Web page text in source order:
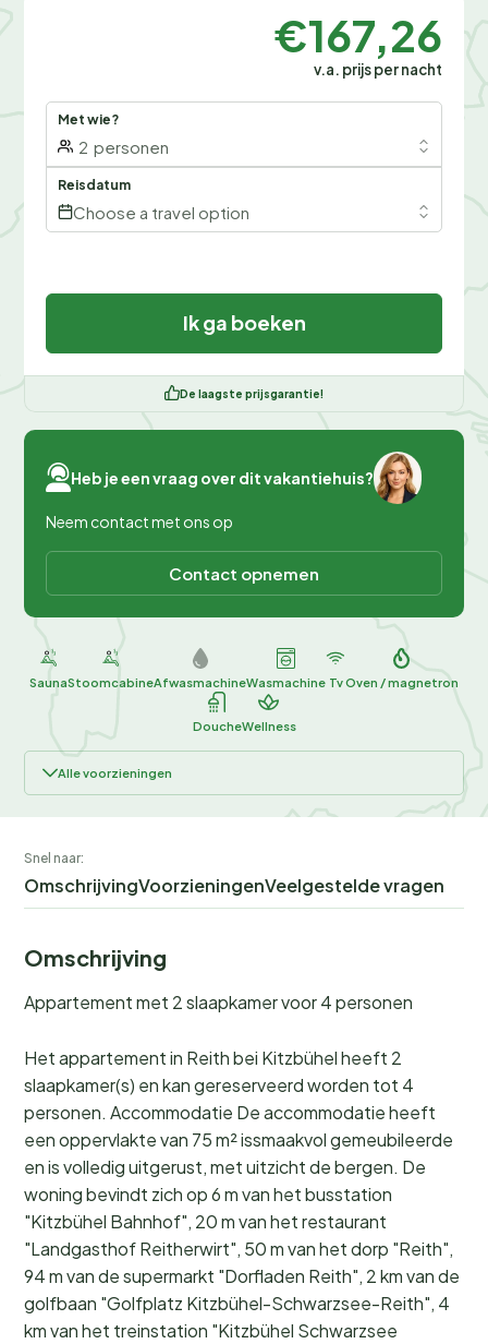
€167,26
v.a. prijs per nacht
Met wie?
2 personen
Reisdatum
Choose a travel option
Ik ga boeken
De laagste prijsgarantie!
Heb je een vraag over dit vakantiehuis?
Neem contact met ons op
Contact opnemen
SaunaStoomcabineAfwasmachineWasmachine TvOven / magnetron
DoucheWellness
Alle voorzieningen
Snel naar:
OmschrijvingVoorzieningenVeelgestelde vragen
Omschrijving
Appartement met 2 slaapkamer voor 4 personen
Het appartement in Reith bei Kitzbühel heeft 2
slaapkamer(s) en kan gereserveerd worden tot 4
personen. Accommodatie De accommodatie heeft
een oppervlakte van 75 m² issmaakvol gemeubileerde
en is volledig uitgerust, met uitzicht de bergen. De
woning bevindt zich op 6 m van het busstation
"Kitzbühel Bahnhof", 20 m van het restaurant
"Landgasthof Reitherwirt", 50 m van het dorp "Reith",
94 m van de supermarkt "Dorfladen Reith", 2 km van de
golfbaan "Golfplatz Kitzbühel-Schwarzsee-Reith", 4
km van het treinstation "Kitzbühel Schwarzsee